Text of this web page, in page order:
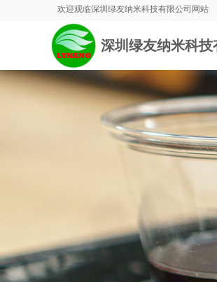
欢迎观临深圳绿友纳米科技有限公司网站
深圳绿友纳米科技